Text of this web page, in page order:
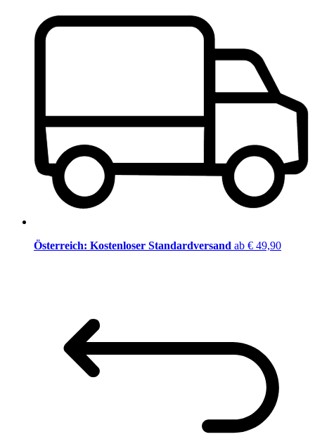
Österreich: Kostenloser Standardversand ab € 49,90